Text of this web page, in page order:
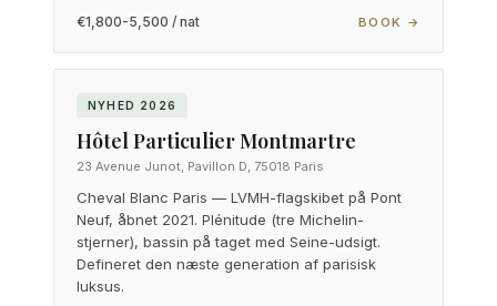
€1,800-5,500 / nat BOOK →
NYHED 2026
Hôtel Particulier Montmartre
23 Avenue Junot, Pavillon D, 75018 Paris
Cheval Blanc Paris — LVMH-flagskibet på Pont
Neuf, åbnet 2021. Plénitude (tre Michelin-
stjerner), bassin på taget med Seine-udsigt.
Defineret den næste generation af parisisk
luksus.